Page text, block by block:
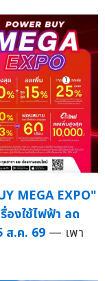
MEGA EXPO"
องใช้ไฟฟ้า ลด
ส.ค. 69 — เพา